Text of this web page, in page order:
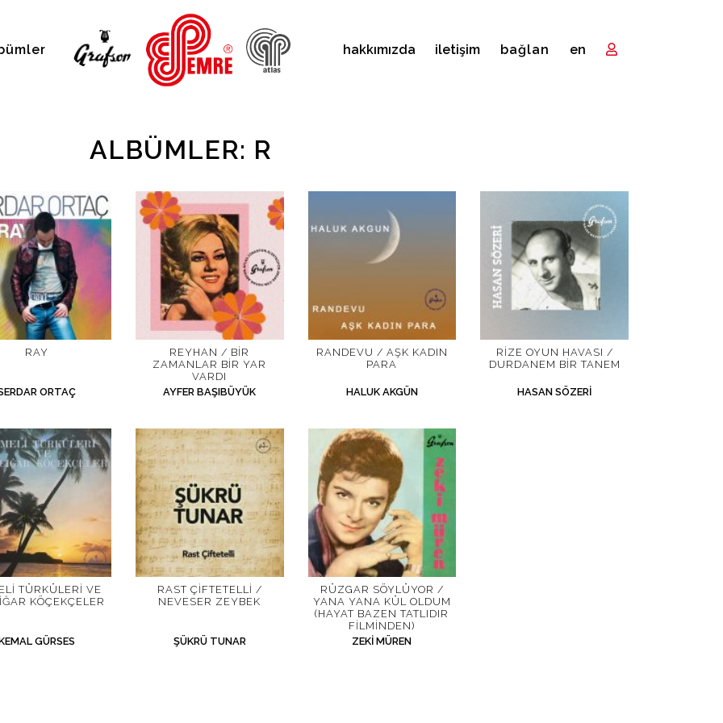
hakkımızda i̇letişim bağlan en
ALBÜMLER: R
RAY
ORTAÇ
REYHAN / BIR
ZAMANLAR BIR YAR
VARDI
AYFER BAŞIBÜYÜK
RANDEVU / AŞK KADIN
PARA
HALUK AKGÜN
RIZE OYUN HAVASI /
DURDANEM BIR TANEM
HASAN SÖZERI
TÜRKÜLERI VE
KÖÇEKÇELER
GÜRSES
RAST ÇIFTETELLI /
NEVESER ZEYBEK
ŞÜKRÜ TUNAR
RÜZGAR SÖYLÜYOR /
YANA YANA KÜL OLDUM
(HAYAT BAZEN TATLIDIR
FILMINDEN)
ZEKI MÜREN